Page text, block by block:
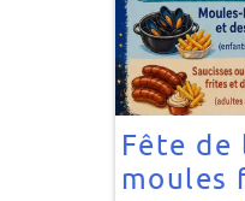
Fête de
moules